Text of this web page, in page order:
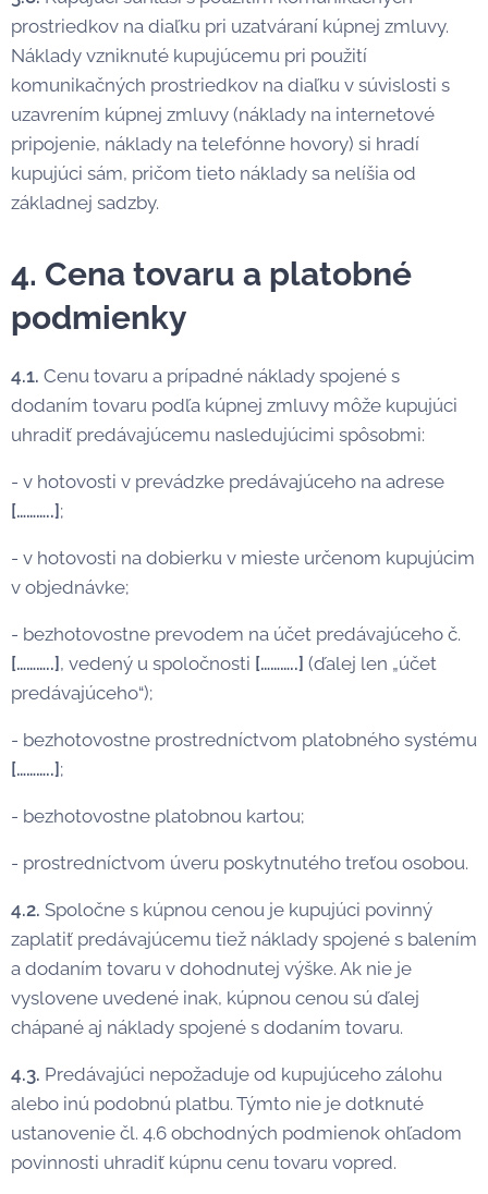
prostriedkov na diaľku pri uzatváraní kúpnej zmluvy.
Náklady vzniknuté kupujúcemu pri použití
komunikačných prostriedkov na diaľku v súvislosti s
uzavrením kúpnej zmluvy (náklady na internetové
pripojenie, náklady na telefónne hovory) si hradí
kupujúci sám, pričom tieto náklady sa nelíšia od
základnej sadzby.
4. Cena tovaru a platobné
podmienky
4.1. Cenu tovaru a prípadné náklady spojené s
dodaním tovaru podľa kúpnej zmluvy môže kupujúci
uhradiť predávajúcemu nasledujúcimi spôsobmi:
- v hotovosti v prevádzke predávajúceho na adrese
[………..] ;
- v hotovosti na dobierku v mieste určenom kupujúcim
v objednávke;
- bezhotovostne prevodem na účet predávajúceho č.
[………..] , vedený u spoločnosti [………..] (ďalej len „účet
predávajúceho“);
- bezhotovostne prostredníctvom platobného systému
[………..] ;
- bezhotovostne platobnou kartou;
- prostredníctvom úveru poskytnutého treťou osobou.
4.2. Spoločne s kúpnou cenou je kupujúci povinný
zaplatiť predávajúcemu tiež náklady spojené s balením
a dodaním tovaru v dohodnutej výške. Ak nie je
vyslovene uvedené inak, kúpnou cenou sú ďalej
chápané aj náklady spojené s dodaním tovaru.
4.3. Predávajúci nepožaduje od kupujúceho zálohu
alebo inú podobnú platbu. Týmto nie je dotknuté
ustanovenie čl. 4.6 obchodných podmienok ohľadom
povinnosti uhradiť kúpnu cenu tovaru vopred.